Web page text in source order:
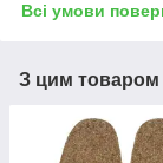
Всі умови
З цим товаром